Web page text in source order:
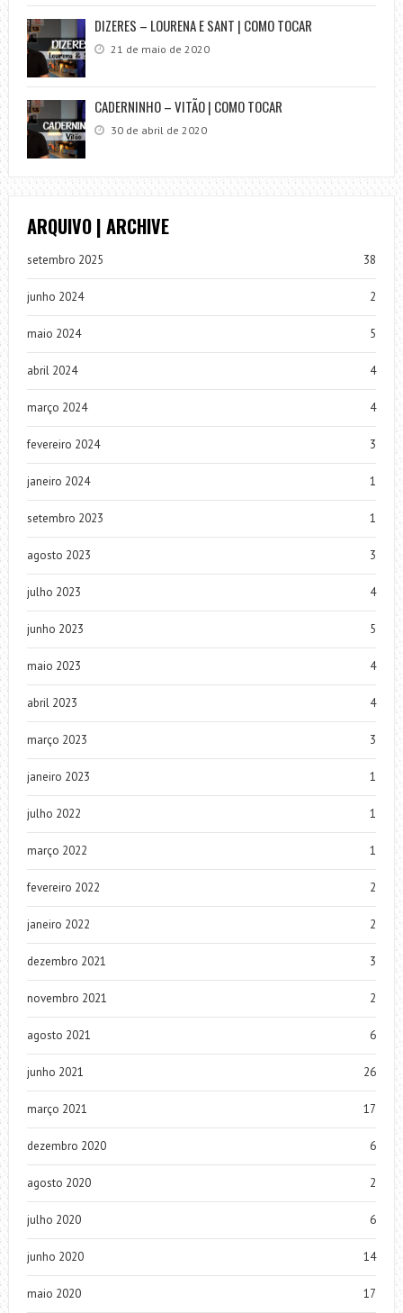
DIZERES – LOURENA E SANT | COMO TOCAR
21 de maio de 2020
CADERNINHO – VITÃO | COMO TOCAR
30 de abril de 2020
ARQUIVO | ARCHIVE
setembro 2025 38
junho 2024 2
maio 2024 5
abril 2024 4
março 2024 4
fevereiro 2024 3
janeiro 2024 1
setembro 2023 1
agosto 2023 3
julho 2023 4
junho 2023 5
maio 2023 4
abril 2023 4
março 2023 3
janeiro 2023 1
julho 2022 1
março 2022 1
fevereiro 2022 2
janeiro 2022 2
dezembro 2021 3
novembro 2021 2
agosto 2021 6
junho 2021 26
março 2021 17
dezembro 2020 6
agosto 2020 2
julho 2020 6
junho 2020 14
maio 2020 17